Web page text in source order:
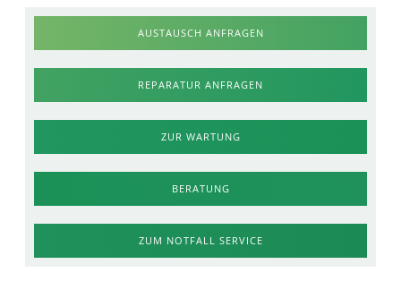
AUSTAUSCH ANFRAGEN
REPARATUR ANFRAGEN
ZUR WARTUNG
BERATUNG
ZUM NOTFALL SERVICE